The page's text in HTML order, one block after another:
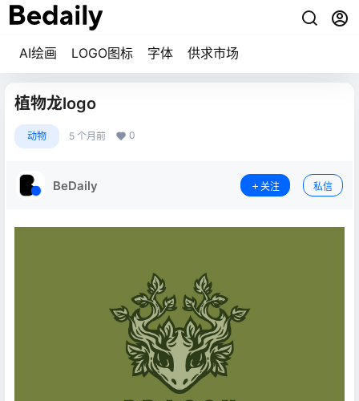
AI绘画 LOGO图标 字体 供求市场
植物龙logo
动物 5 个月前 0
BeDaily 关注 私信